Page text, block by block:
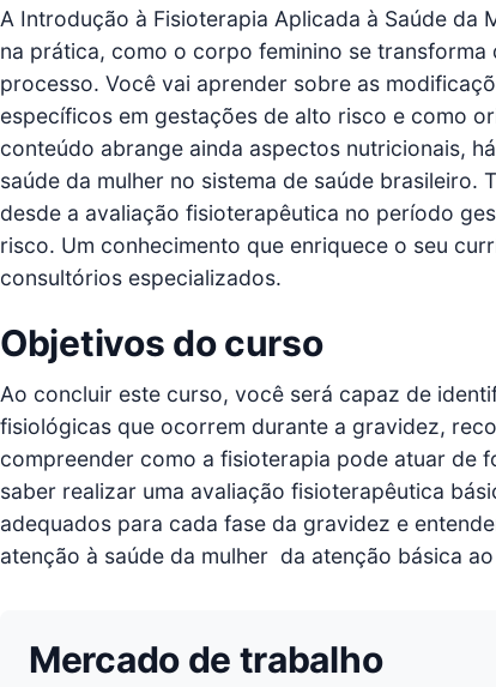
A Introdução à Fisioterapia Aplicada à Saúde da
na prática, como o corpo feminino se
processo. Você vai aprender sobre as
específicos em gestações de alto risco e como
conteúdo abrange ainda aspectos nutricionais,
saúde da mulher no sistema de saúde brasileiro.
desde a avaliação fisioterapêutica no período
risco. Um conhecimento que enriquece o seu
consultórios especializados.
Objetivos do curso
Ao concluir este curso, você será capaz de
fisiológicas que ocorrem durante a gravidez,
compreender como a fisioterapia pode atuar de
saber realizar uma avaliação fisioterapêutica
adequados para cada fase da gravidez e
atenção à saúde da mulher  da atenção básica
Mercado de trabalho